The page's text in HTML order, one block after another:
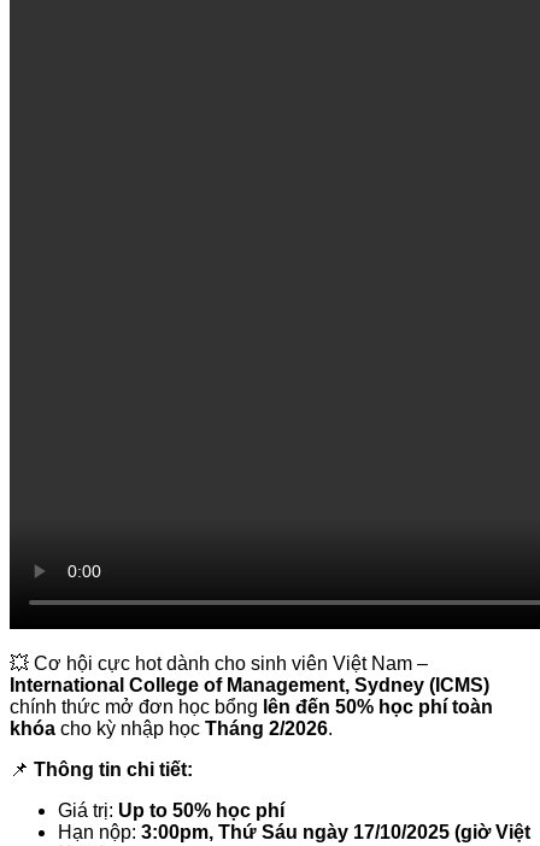
💥 Cơ hội cực hot dành cho sinh viên Việt Nam –
International College of Management, Sydney (ICMS)
chính thức mở đơn học bổng lên đến 50% học phí toàn
khóa cho kỳ nhập học Tháng 2/2026.
📌 Thông tin chi tiết:
Giá trị: Up to 50% học phí
Hạn nộp: 3:00pm, Thứ Sáu ngày 17/10/2025 (giờ Việt